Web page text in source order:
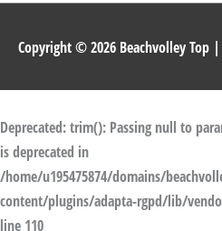
Copyright © 2026 Beachvolley Top |
Deprecated: trim(): Passing null to
is deprecated in
/home/u195475874/domains/
content/plugins/adapta-rgpd/lib/
line 110